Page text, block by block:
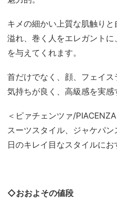
キメの細かい上質な肌触り
溢れ、巻く人をエレガントに
を与えてくれます。
首だけでなく、顔、フェイ
気持ちが良く、高級感を実感
＜ピァチェンツァ/
スーツスタイル、ジャケパ
日のキレイ目なスタイルにお
◇おおよその値段